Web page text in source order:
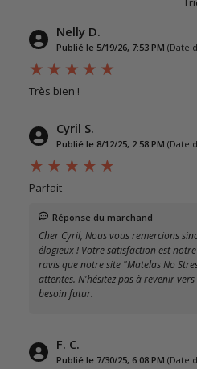
Nelly D.
Publié le 5/19/26, 7:53 PM (Date
Très bien !
Cyril S.
Publié le 8/12/25, 2:58 PM (Date
Parfait
Réponse du marchand
Cher Cyril, Nous vous remercions
élogieux ! Votre satisfaction est
ravis que notre site "Matelas No
attentes. N'hésitez pas à revenir
besoin futur.
F. C.
Publié le 7/30/25, 6:08 PM (Date